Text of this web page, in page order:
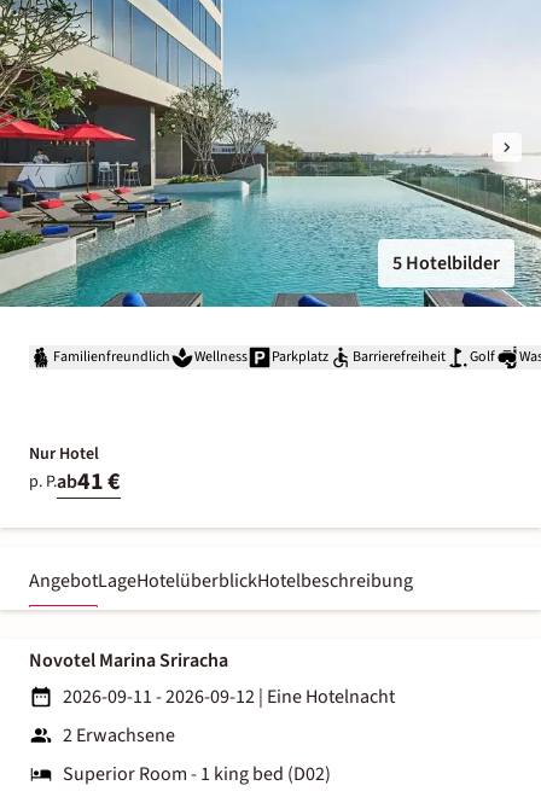
5 Hotelbilder
Familienfreundlich Wellness Parkplatz Barrierefreiheit Golf
Nur Hotel
p. P.ab41 €
AngebotLageHotelüberblickHotelbeschreibung
Novotel Marina Sriracha
2026-09-11 - 2026-09-12| Eine Hotelnacht
2 Erwachsene
Superior Room - 1 king bed (D02)